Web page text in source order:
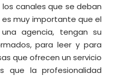
canales que se deban
muy importante que el
agencia, tengan su
para leer y para
que ofrecen un servicio
que la profesionalidad